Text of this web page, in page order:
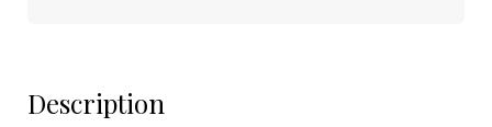
Description